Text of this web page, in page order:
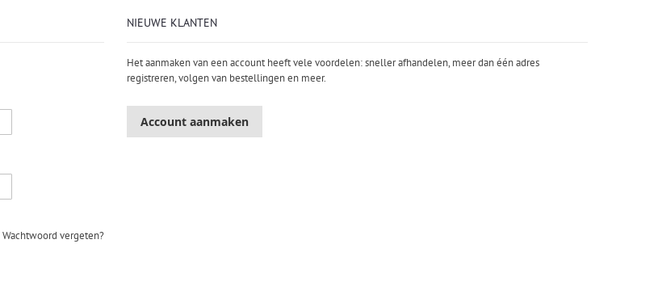
Wachtwoord vergeten?
NIEUWE KLANTEN
Het aanmaken van een account heeft vele voordelen: sneller afhandelen, meer dan één adres
registreren, volgen van bestellingen en meer.
Account aanmaken